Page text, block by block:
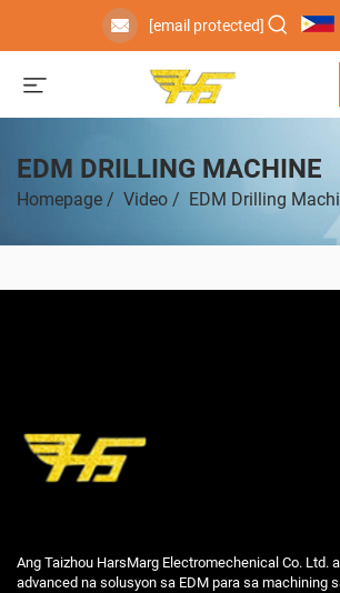
[email protected]
EDM DRILLING MACHINE
Homepage / Video / EDM Drilling
Ang Taizhou HarsMarg Electromechenical Co. Ltd.
advanced na solusyon sa EDM para sa machining